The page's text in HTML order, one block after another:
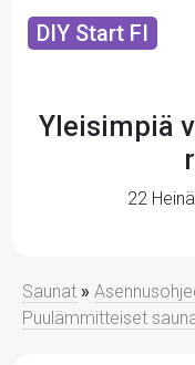
DIY Start FI
Yleisimpiä
22
Saunat »
Puulämmitteiset